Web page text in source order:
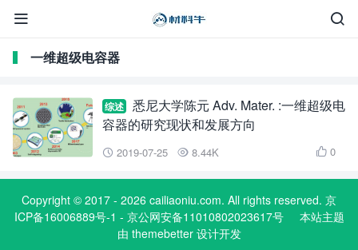


一维超级电容器
综述
悉尼大学陈元 Adv. Mater. :一维超级电
容器的研究现状和发展方向
 2019-07-25  8.44K  0
Copyright © 2017 - 2026 cailiaoniu.com. All rights reserved. 京
ICP备16006889号-1 - 京公网安备11010802023617号
本站主题
由 themebetter设计开发